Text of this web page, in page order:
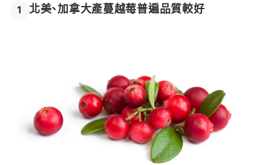
1 北美、加拿大產蔓越莓普遍品質較好